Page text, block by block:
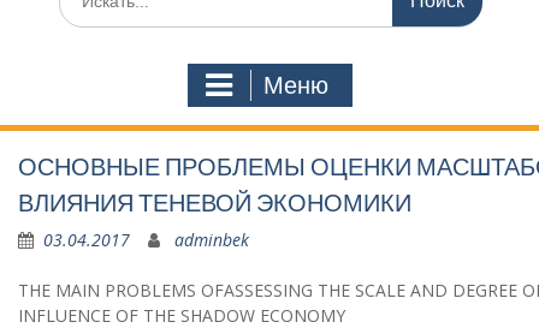
для:
Меню
ОСНОВНЫЕ ПРОБЛЕМЫ ОЦЕНКИ
ВЛИЯНИЯ ТЕНЕВОЙ ЭКОНОМИКИ
03.04.2017 adminbek
THE MAIN PROBLEMS OFASSESSING THE SCALE AND DEGREE
INFLUENCE OF THE SHADOW ECONOMY